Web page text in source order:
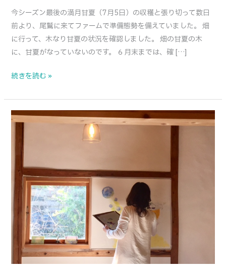
今シーズン最後の満月甘夏（7月5日）の収穫と張り切って数日
前より、尾鷲に来てファームで準備態勢を備えていました。 畑
に行って、木なり甘夏の状況を確認しました。 畑の甘夏の木
に、甘夏がなっていないのです。 ６月末までは、確 […]
続きを読む »
土
ス
ち
の